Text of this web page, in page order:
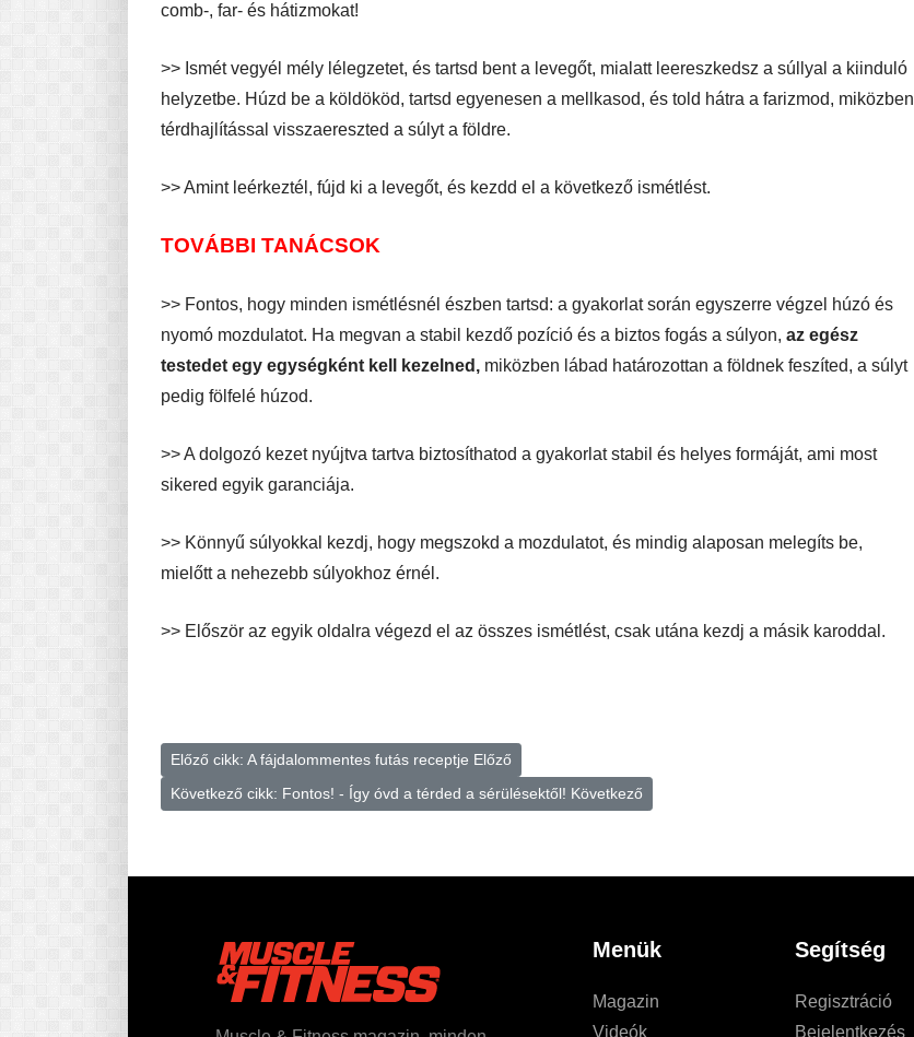
comb-, far- és hátizmokat!
>> Ismét vegyél mély lélegzetet, és tartsd bent a levegőt, mialatt leereszkedsz a súllyal a kiinduló
helyzetbe. Húzd be a köldököd, tartsd egyenesen a mellkasod, és told hátra a farizmod, miközben
térdhajlítással visszaereszted a súlyt a földre.
>> Amint leérkeztél, fújd ki a levegőt, és kezdd el a következő ismétlést.
TOVÁBBI TANÁCSOK
>> Fontos, hogy minden ismétlésnél észben tartsd: a gyakorlat során egyszerre végzel húzó és
nyomó mozdulatot. Ha megvan a stabil kezdő pozíció és a biztos fogás a súlyon, az egész
testedet egy egységként kell kezelned, miközben lábad határozottan a földnek feszíted, a súlyt
pedig fölfelé húzod.
>> A dolgozó kezet nyújtva tartva biztosíthatod a gyakorlat stabil és helyes formáját, ami most
sikered egyik garanciája.
>> Könnyű súlyokkal kezdj, hogy megszokd a mozdulatot, és mindig alaposan melegíts be,
mielőtt a nehezebb súlyokhoz érnél.
>> Először az egyik oldalra végezd el az összes ismétlést, csak utána kezdj a másik karoddal.
Előző cikk: A fájdalommentes futás receptje Előző
Következő cikk: Fontos! - Így óvd a térded a sérülésektől! Következő
Menük
Magazin
Videók
Segítség
Regisztráció
Bejelentkezés